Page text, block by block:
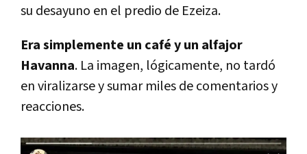
su desayuno en el predio de Ezeiza.
Era simplemente un café y un alfajor
Havanna. La imagen, lógicamente, no tardó
en viralizarse y sumar miles de comentarios y
reacciones.